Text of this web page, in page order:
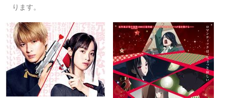
ります。